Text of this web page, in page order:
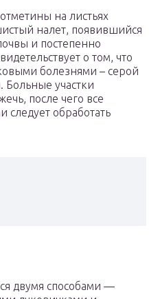
на листьях
налет, появившийся
и постепенно
о том, что
болезнями – серой
участки
после чего все
следует обработать
двумя способами —